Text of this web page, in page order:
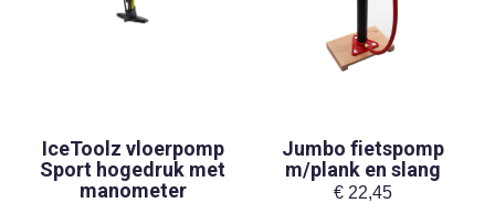
IceToolz vloerpomp
Sport hogedruk met
manometer
Jumbo fietspomp
m/plank en slang
€22,45